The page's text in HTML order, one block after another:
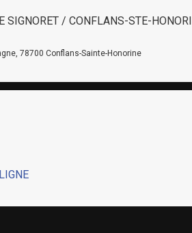
SIGNORET / CONFLANS-STE-
78700 Conflans-Sainte-Honorine